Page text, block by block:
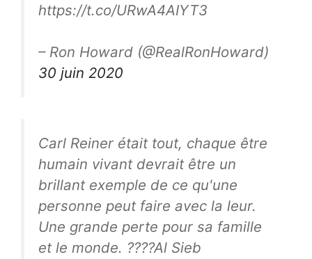
https://t.co/URwA4AIYT3
– Ron Howard (@RealRonHoward)
30 juin 2020
Carl Reiner était tout, chaque être
humain vivant devrait être un
brillant exemple de ce qu'une
personne peut faire avec la leur.
Une grande perte pour sa famille
et le monde. ????Al Sieb